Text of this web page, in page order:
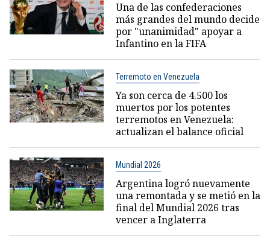
Una de las confederaciones
más grandes del mundo decide
por "unanimidad" apoyar a
Infantino en la FIFA
Terremoto en Venezuela
Ya son cerca de 4.500 los
muertos por los potentes
terremotos en Venezuela:
actualizan el balance oficial
Mundial 2026
Argentina logró nuevamente
una remontada y se metió en la
final del Mundial 2026 tras
vencer a Inglaterra